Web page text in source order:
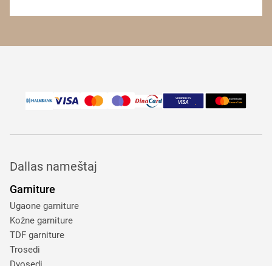
Dallas nameštaj
Garniture
Ugaone garniture
Kožne garniture
TDF garniture
Trosedi